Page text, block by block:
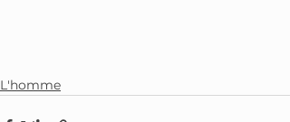
L'homme